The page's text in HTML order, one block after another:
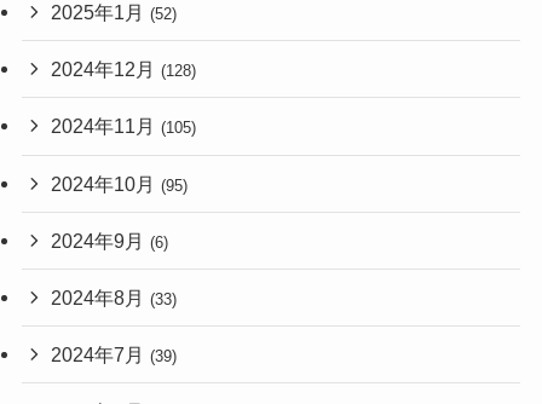
2025年1月 (52)
2024年12月 (128)
2024年11月 (105)
2024年10月 (95)
2024年9月 (6)
2024年8月 (33)
2024年7月 (39)